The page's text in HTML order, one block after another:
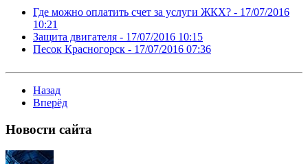
Где можно оплатить счет за услуги ЖКХ? - 17/07/2016
10:21
Защита двигателя - 17/07/2016 10:15
Песок Красногорск - 17/07/2016 07:36
Назад
Вперёд
Новости сайта